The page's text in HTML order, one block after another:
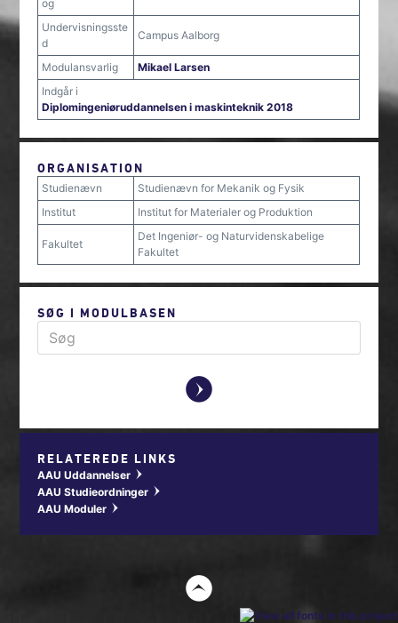
og
Undervisningsste
d
Campus Aalborg
Modulansvarlig
Mikael Larsen
Indgår i
Diplomingeniøruddannelsen i maskinteknik 2018
ORGANISATION
Studienævn
Studienævn for Mekanik og Fysik
Institut
Institut for Materialer og Produktion
Fakultet
Det Ingeniør- og Naturvidenskabelige
Fakultet
SØG I MODULBASEN
y
RELATEREDE LINKS
AAU Uddannelser w
AAU Studieordninger w
AAU Moduler w
t